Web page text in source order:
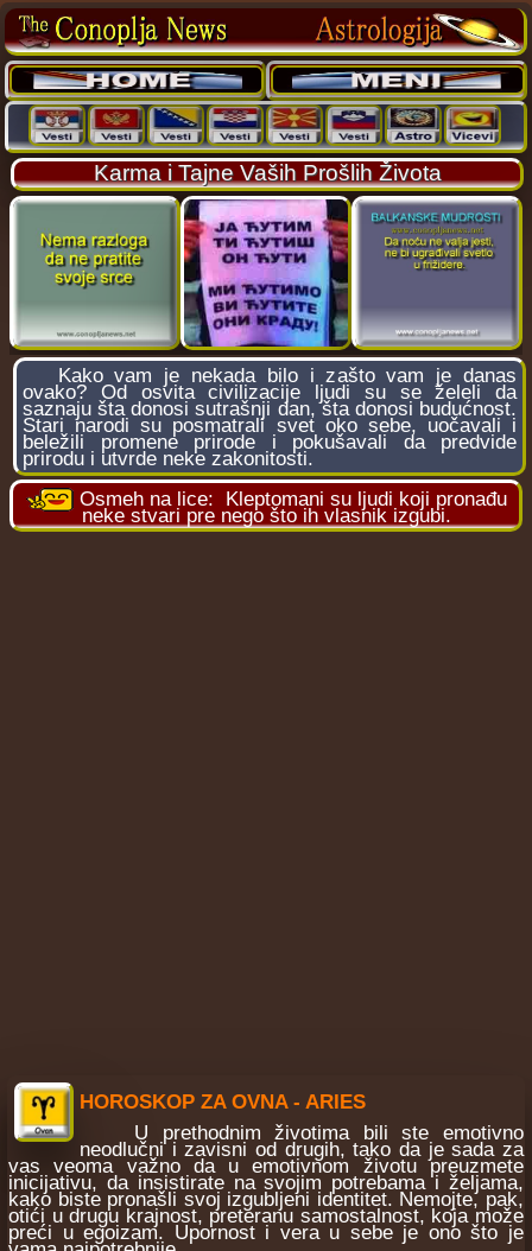
Karma i Tajne Vaših Prošlih Života
Kako vam je nekada bilo i zašto vam je danas
ovako? Od osvita civilizacije ljudi su se želeli da
saznaju šta donosi sutrašnji dan, šta donosi budućnost.
Stari narodi su posmatrali svet oko sebe, uočavali i
beležili promene prirode i pokušavali da predvide
prirodu i utvrde neke zakonitosti.
Osmeh na lice: Kleptomani su ljudi koji pronađu
neke stvari pre nego što ih vlasnik izgubi.
HOROSKOP ZA OVNA - ARIES
U prethodnim životima bili ste emotivno
neodlučni i zavisni od drugih, tako da je sada za
vas veoma važno da u emotivnom životu preuzmete
inicijativu, da insistirate na svojim potrebama i željama,
kako biste pronašli svoj izgubljeni identitet. Nemojte, pak,
otići u drugu krajnost, preteranu samostalnost, koja može
preći u egoizam. Upornost i vera u sebe je ono što je